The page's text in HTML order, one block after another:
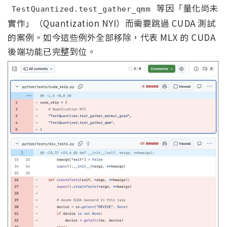
TestQuantized.test_gather_qmm
等因「量化尚未
實作」（Quantization NYI）而需要跳過 CUDA 測試
的案例。如今這些例外全部移除，代表 MLX 的 CUDA
後端功能已完整到位。